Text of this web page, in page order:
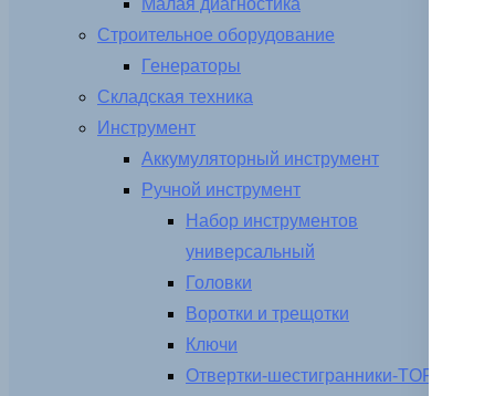
Малая диагностика
Строительное оборудование
Генераторы
Складская техника
Инструмент
Аккумуляторный инструмент
Ручной инструмент
Набор инструментов
универсальный
Головки
Воротки и трещотки
Ключи
Отвертки-шестигранники-TORX-